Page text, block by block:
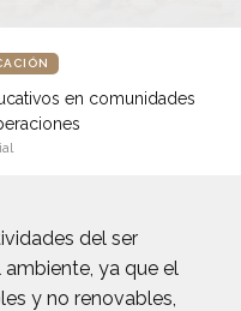
en comunidades
del ser
ya que el
y no renovables,